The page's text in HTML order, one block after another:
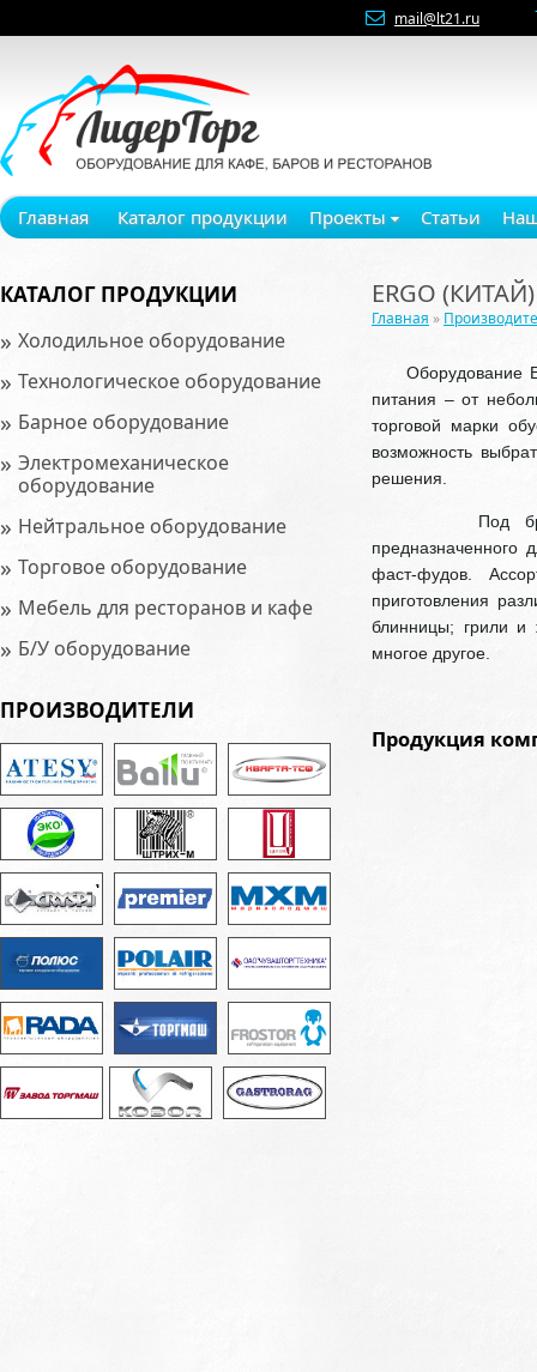
mail@lt21.ru
Главная Каталог продукции Проекты Статьи
КАТАЛОГ ПРОДУКЦИИ
» Холодильное оборудование
» Технологическое оборудование
» Барное оборудование
» Электромеханическое
оборудование
» Нейтральное оборудование
» Торговое оборудование
» Мебель для ресторанов и кафе
» Б/У оборудование
ПРОИЗВОДИТЕЛИ
ERGO (КИТАЙ)
Главная »
Оборудование
питания – от
торговой марки
возможность
решения.
Под брендом
предназначенного
фаст-фудов.
приготовления
блинницы; грили и
многое другое.
Продукция